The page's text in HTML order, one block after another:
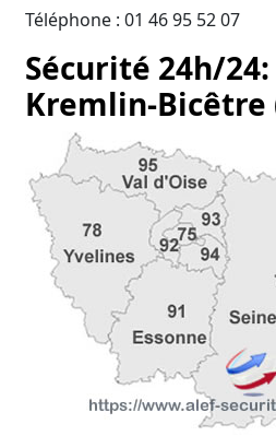
Téléphone : 01 46 95 52 07
Sécurité 24h/24:
Kremlin-Bicêtre